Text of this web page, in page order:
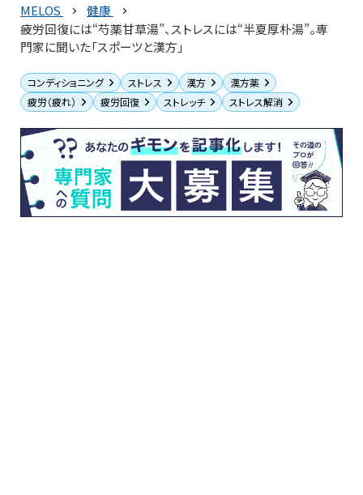
MELOS
健康
疲労回復には“芍薬甘草湯”、ストレスには“半夏厚朴湯”。専
門家に聞いた「スポーツと漢方」
コンディショニング ストレス 漢方
漢方薬
疲労（疲れ）
疲労回復 ストレッチ ストレス解消